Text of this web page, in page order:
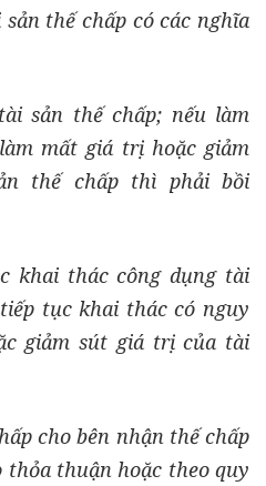
thế chấp có các nghĩa
sản thế chấp; nếu làm
mất giá trị hoặc giảm
thế chấp thì phải bồi
khai thác công dụng tài
tục khai thác có nguy
giảm sút giá trị của tài
cho bên nhận thế chấp
thỏa thuận hoặc theo quy